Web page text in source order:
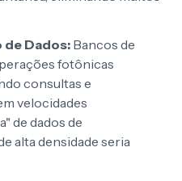
de Dados: Bancos de
fotônicas
consultas e
velocidades
de dados de
alta densidade seria